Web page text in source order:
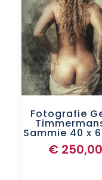
Fotografie
Sammie 40 x
€250,00